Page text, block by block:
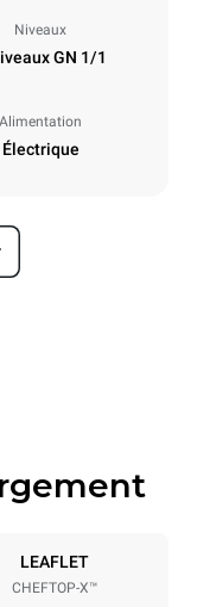
Niveaux
GN 1/1
Alimentation
Électrique
GN 1/1
LEAFLET
CHEFTOP-X™